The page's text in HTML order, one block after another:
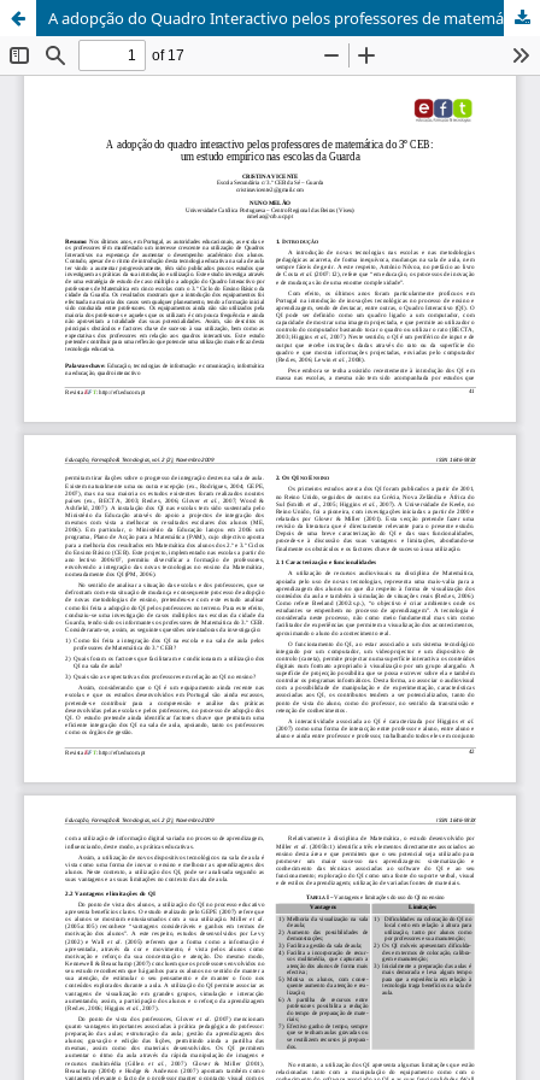
A adopção do Quadro Interactivo pelos professores de matemática do 3.º CEB: um estudo empírico nas escolas da Guarda